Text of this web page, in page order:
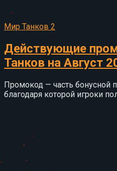
Мир Танков 2
Действующие
Танков на Август
Промокод — часть бонусной
благодаря которой игроки